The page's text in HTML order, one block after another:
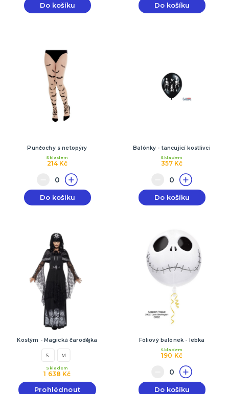
Do košíku Do košíku
Punčochy s netopýry
214 Kč
Skladem
Do košíku
Balónky - tancující kostlivci
357 Kč
Skladem
Do košíku
Kostým - Magická čarodějka
S M
1 638 Kč
Skladem
Prohlédnout
Fóliový balónek - lebka
190 Kč
Skladem
Do košíku